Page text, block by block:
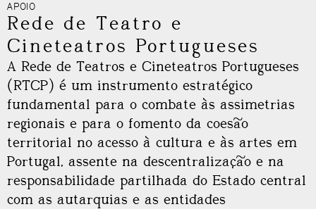
APOIO
Rede de Teatro e
Cineteatros Portugueses
A Rede de Teatros e Cineteatros Portugueses
(RTCP) é um instrumento estratégico
fundamental para o combate às assimetrias
regionais e para o fomento da coesão
territorial no acesso à cultura e às artes em
Portugal, assente na descentralização e na
responsabilidade partilhada do Estado central
com as autarquias e as entidades